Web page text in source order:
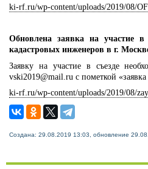
ki-rf.ru/wp-content/uploads/2019/08/
Обновлена заявка на участие в
кадастровых инженеров в г.
Заявку на участие в съезде
vski2019@mail.ru с пометкой «заявка
ki-rf.ru/wp-content/uploads/2019/08/
Создана: 29.08.2019 13:03, обновление